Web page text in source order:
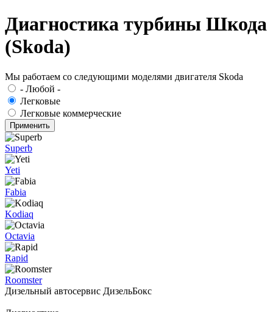
Диагностика турбины Шкода
(Skoda)
Мы работаем со следующими моделями двигателя Skoda
- Любой -
Легковые
Легковые коммерческие
Superb
Yeti
Fabia
Kodiaq
Octavia
Rapid
Roomster
Дизельный автосервис ДизельБокс